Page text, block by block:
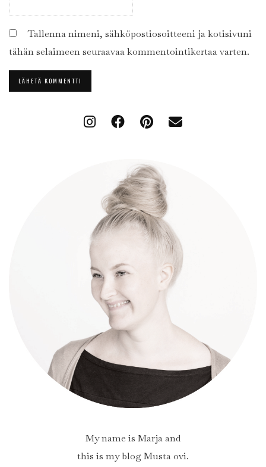
Tallenna nimeni, sähköpostiosoitteeni ja kotisivuni
tähän selaimeen seuraavaa kommentointikertaa varten.
My name is Marja and
this is my blog Musta ovi.